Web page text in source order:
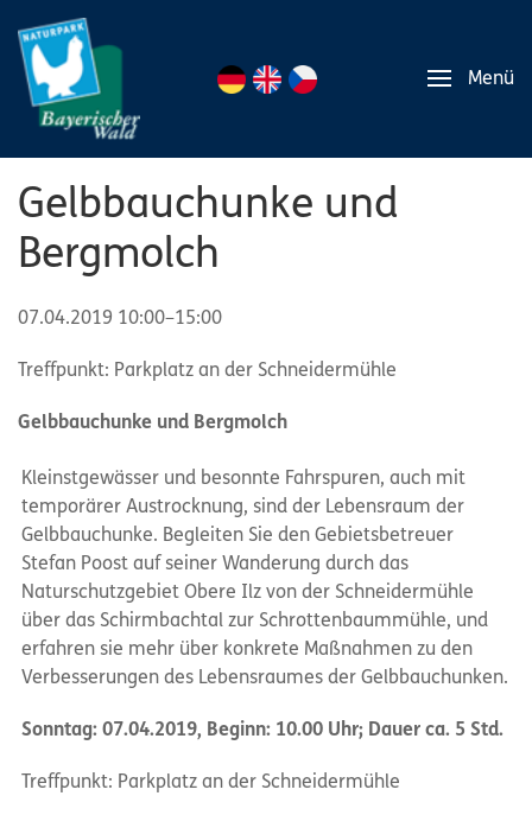
Menü
Gelbbauchunke und
Bergmolch
07.04.2019 10:00–15:00
Treffpunkt: Parkplatz an der Schneidermühle
Gelbbauchunke und Bergmolch
Kleinstgewässer und besonnte Fahrspuren, auch mit
temporärer Austrocknung, sind der Lebensraum der
Gelbbauchunke. Begleiten Sie den Gebietsbetreuer
Stefan Poost auf seiner Wanderung durch das
Naturschutzgebiet Obere Ilz von der Schneidermühle
über das Schirmbachtal zur Schrottenbaummühle, und
erfahren sie mehr über konkrete Maßnahmen zu den
Verbesserungen des Lebensraumes der Gelbbauchunken.
Sonntag: 07.04.2019, Beginn: 10.00 Uhr; Dauer ca. 5 Std.
Treffpunkt: Parkplatz an der Schneidermühle